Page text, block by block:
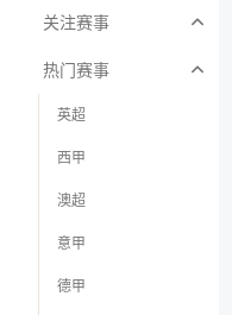
关注赛事
热门赛事
英超
西甲
澳超
意甲
德甲